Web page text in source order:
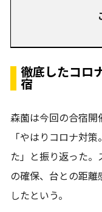
徹底したコロ
宿
森薗は今回の合宿開
「やはりコロナ対
た」と振り返った。
の確保、台との距
したという。